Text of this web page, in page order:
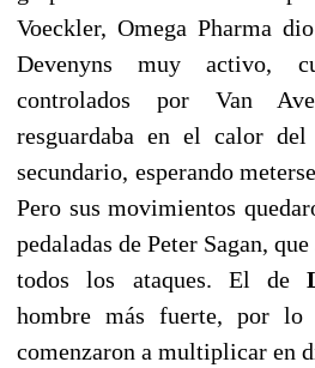
Voeckler, Omega Pharma
Devenyns muy activo,
controlados por Van
resguardaba en el calor
secundario, esperando
Pero sus movimientos
pedaladas de Peter Sagan,
todos los ataques. El de
hombre más fuerte, por lo
comenzaron a multiplicar en